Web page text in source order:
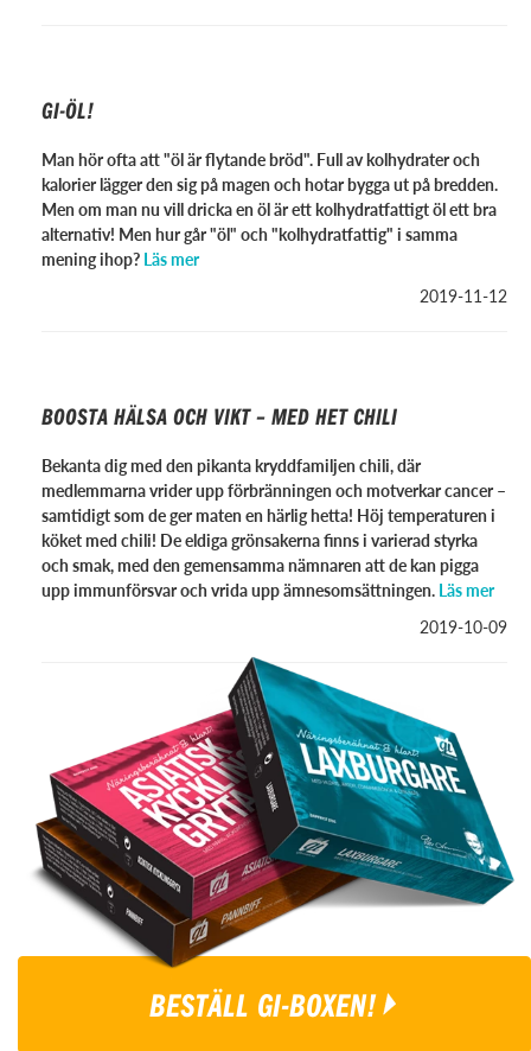
GI-ÖL!
Man hör ofta att "öl är flytande bröd". Full av kolhydrater och
kalorier lägger den sig på magen och hotar bygga ut på bredden.
Men om man nu vill dricka en öl är ett kolhydratfattigt öl ett bra
alternativ! Men hur går "öl" och "kolhydratfattig" i samma
mening ihop? Läs mer
2019-11-12
BOOSTA HÄLSA OCH VIKT – MED HET CHILI
Bekanta dig med den pikanta kryddfamiljen chili, där
medlemmarna vrider upp förbränningen och motverkar cancer –
samtidigt som de ger maten en härlig hetta! Höj temperaturen i
köket med chili! De eldiga grönsakerna finns i varierad styrka
och smak, med den gemensamma nämnaren att de kan pigga
upp immunförsvar och vrida upp ämnesomsättningen. Läs mer
2019-10-09
BESTÄLL GI-BOXEN!